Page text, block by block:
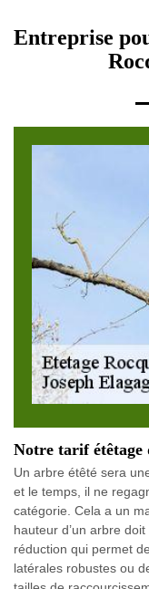
Entreprise
Notre tarif étêtage
Un arbre étêté sera
et le temps, il ne
catégorie. Cela a un
hauteur d’un arbre
réduction qui permet
latérales robustes ou